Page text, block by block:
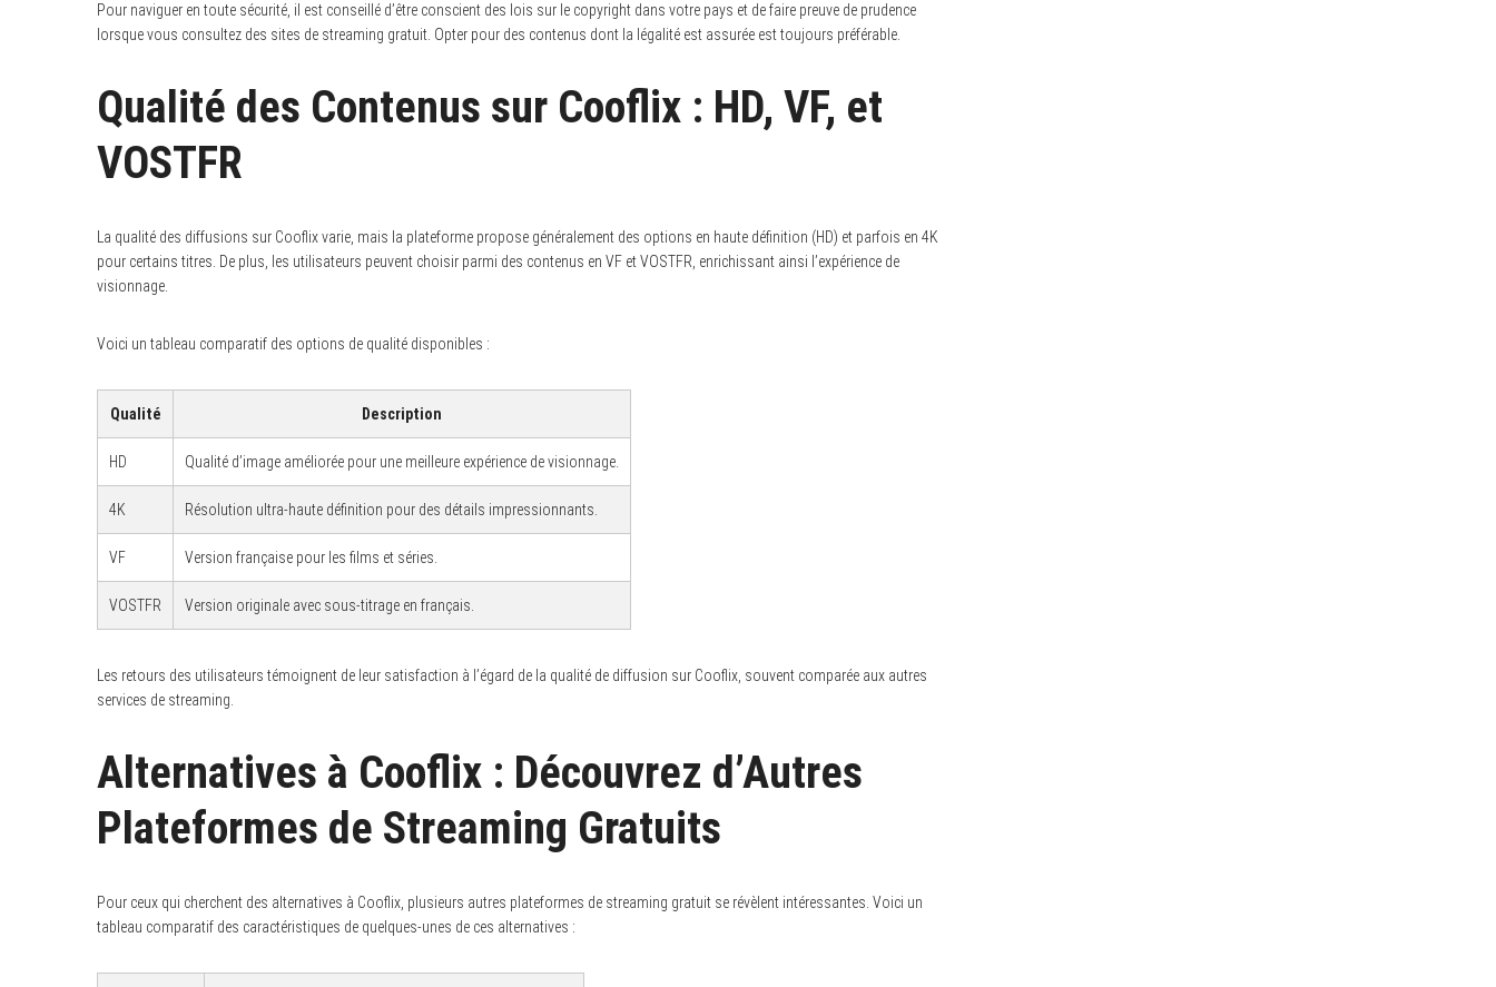
Pour naviguer en toute sécurité, il est conseillé d’être conscient des lois sur le copyright dans votre pays et de faire preuve de prudence
lorsque vous consultez des sites de streaming gratuit. Opter pour des contenus dont la légalité est assurée est toujours préférable.
Qualité des Contenus sur Cooflix : HD, VF, et
VOSTFR
La qualité des diffusions sur Cooflix varie, mais la plateforme propose généralement des options en haute définition (HD) et parfois en 4K
pour certains titres. De plus, les utilisateurs peuvent choisir parmi des contenus en VF et VOSTFR, enrichissant ainsi l’expérience de
visionnage.
Voici un tableau comparatif des options de qualité disponibles :
Qualité Description
HD Qualité d’image améliorée pour une meilleure expérience de visionnage.
4K Résolution ultra-haute définition pour des détails impressionnants.
VF Version française pour les films et séries.
VOSTFR Version originale avec sous-titrage en français.
Les retours des utilisateurs témoignent de leur satisfaction à l’égard de la qualité de diffusion sur Cooflix, souvent comparée aux autres
services de streaming.
Alternatives à Cooflix : Découvrez d’Autres
Plateformes de Streaming Gratuits
Pour ceux qui cherchent des alternatives à Cooflix, plusieurs autres plateformes de streaming gratuit se révèlent intéressantes. Voici un
tableau comparatif des caractéristiques de quelques-unes de ces alternatives :